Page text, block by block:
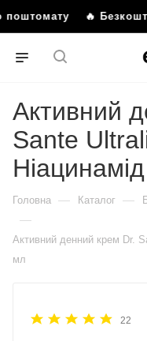
поштомату 🔥
Активний
Sante
Головна — Каталог —
—
Активний денний крем Dr.
мл
22